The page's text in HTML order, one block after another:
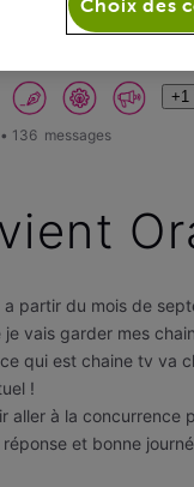
Télévision
+1
• 136 messages
a partir du mois de
vais garder mes
qui est chaine tv va
!
aller à la concurrence
et bonne
Choix des